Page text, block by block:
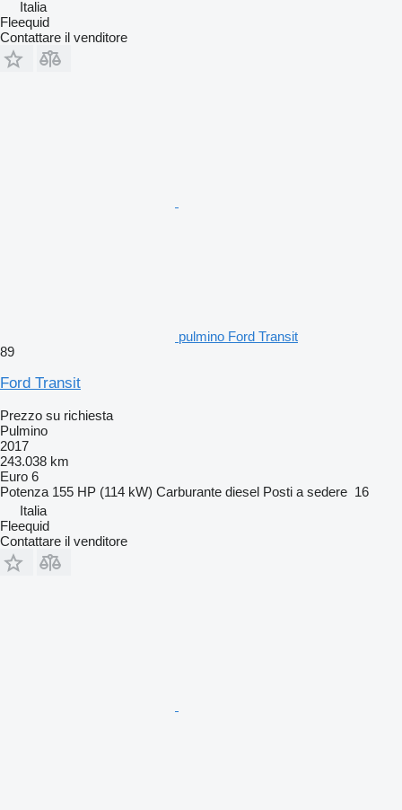
Italia
Fleequid
Contattare il venditore
pulmino Ford Transit
89
Ford Transit
Prezzo su richiesta
Pulmino
2017
243.038 km
Euro 6
Potenza 155 HP (114 kW) Carburante diesel Posti a sedere 16
Italia
Fleequid
Contattare il venditore